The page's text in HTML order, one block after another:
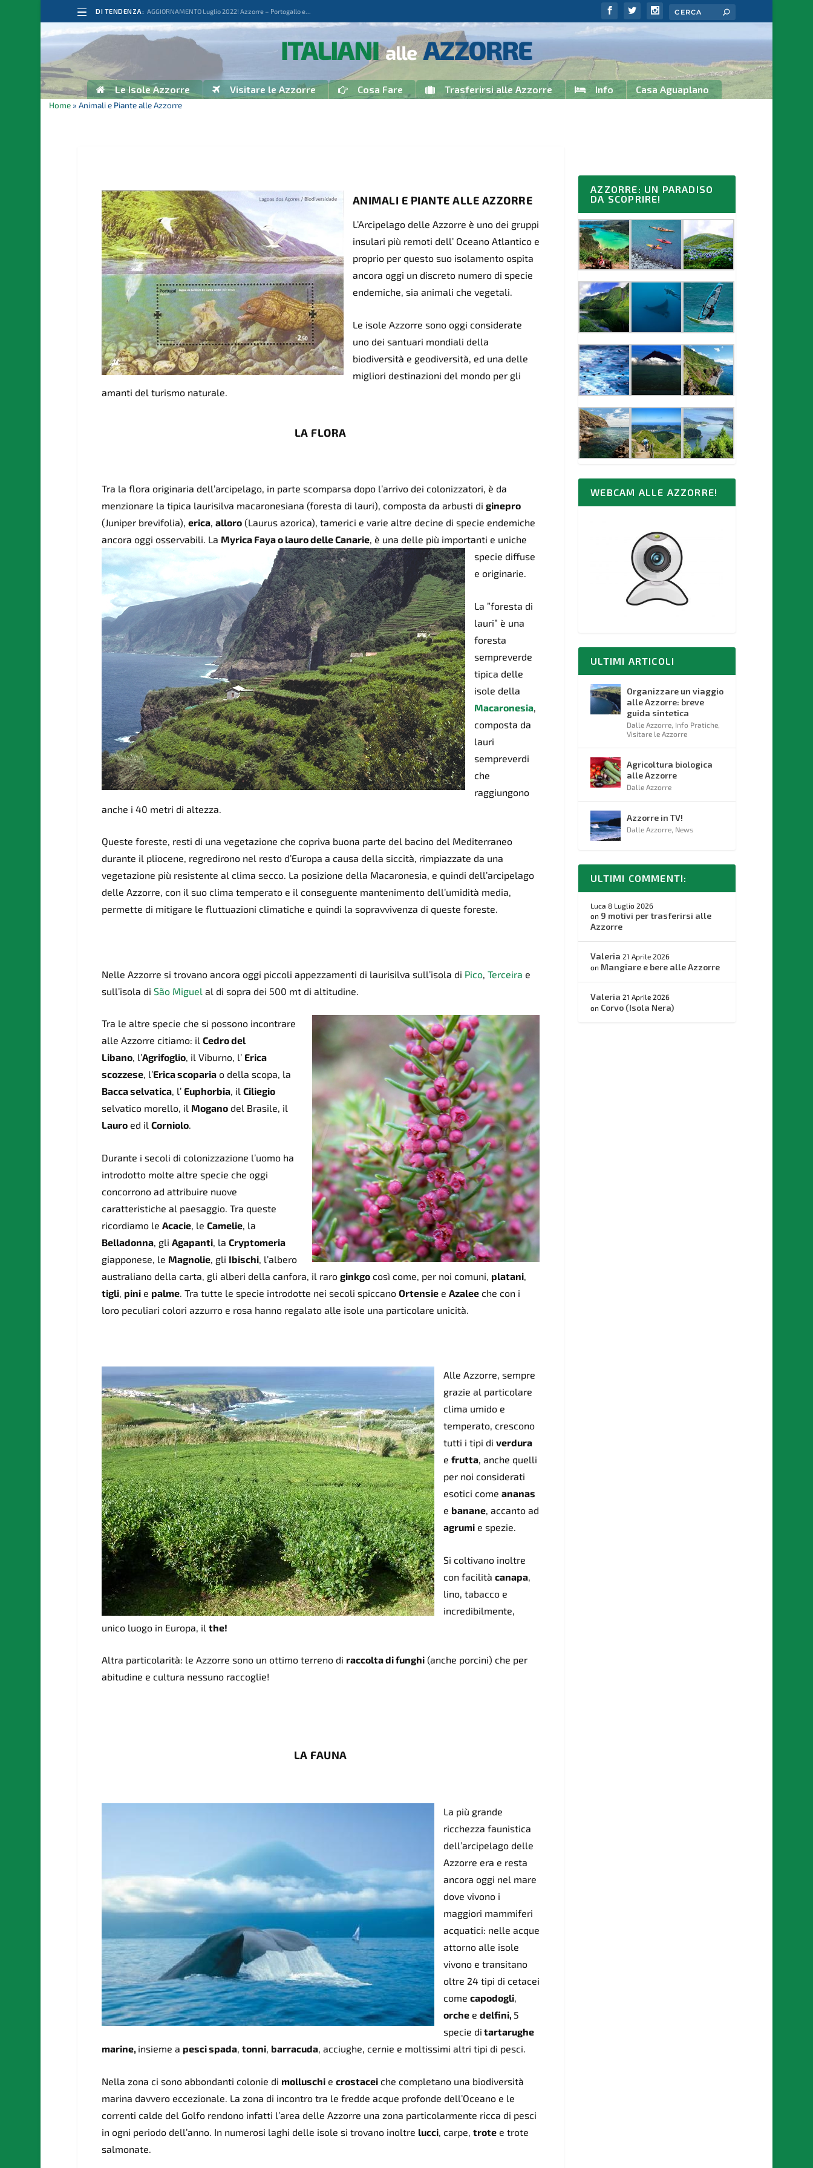
DI TENDENZA: AGGIORNAMENTO Luglio 2022! Azzorre – Portogallo e...
Le Isole Azzorre Visitare le Azzorre Cosa Fare Trasferirsi alle Azzorre Info Casa Aguaplano
Home» Animali e Piante alle Azzorre
ANIMALI E PIANTE ALLE AZZORRE
L’Arcipelago delle Azzorre è uno dei gruppi
insulari più remoti dell’ Oceano Atlantico e
proprio per questo suo isolamento ospita
ancora oggi un discreto numero di specie
endemiche, sia animali che vegetali.
Le isole Azzorre sono oggi considerate
uno dei santuari mondiali della
biodiversità e geodiversità, ed una delle
migliori destinazioni del mondo per gli
amanti del turismo naturale.
LA FLORA
Tra la flora originaria dell’arcipelago, in parte scomparsa dopo l’arrivo dei colonizzatori, è da
menzionare la tipica laurisilva macaronesiana (foresta di lauri), composta da arbusti di ginepro
(Juniper brevifolia), erica, alloro(Laurus azorica), tamerici e varie altre decine di specie endemiche
ancora oggi osservabili. La Myrica Faya o lauro delle Canarie, è una delle più importanti e uniche
specie diffuse
e originarie.
La ”foresta di
lauri” è una
foresta
sempreverde
tipica delle
isole della
Macaronesia,
composta da
lauri
sempreverdi
che
raggiungono
anche i 40 metri di altezza.
Queste foreste, resti di una vegetazione che copriva buona parte del bacino del Mediterraneo
durante il pliocene, regredirono nel resto d’Europa a causa della siccità, rimpiazzate da una
vegetazione più resistente al clima secco. La posizione della Macaronesia, e quindi dell’arcipelago
delle Azzorre, con il suo clima temperato e il conseguente mantenimento dell’umidità media,
permette di mitigare le fluttuazioni climatiche e quindi la sopravvivenza di queste foreste.
Nelle Azzorre si trovano ancora oggi piccoli appezzamenti di laurisilva sull’isola di Pico, Terceira e
sull’isola di São Miguel al di sopra dei 500 mt di altitudine.
Tra le altre specie che si possono incontrare
alle Azzorre citiamo: il Cedro del
Libano, l’Agrifoglio, il Viburno, l’ Erica
scozzese, l’Erica scopariao della scopa, la
Bacca selvatica, l’ Euphorbia, il Ciliegio
selvatico morello, il Moganodel Brasile, il
Lauroed il Corniolo.
Durante i secoli di colonizzazione l’uomo ha
introdotto molte altre specie che oggi
concorrono ad attribuire nuove
caratteristiche al paesaggio. Tra queste
ricordiamo le Acacie, le Camelie, la
Belladonna, gli Agapanti, la Cryptomeria
giapponese, le Magnolie, gli Ibischi, l’albero
australiano della carta, gli alberi della canfora, il raro ginkgocosì come, per noi comuni, platani,
tigli, pinie palme. Tra tutte le specie introdotte nei secoli spiccano Ortensiee Azaleeche con i
loro peculiari colori azzurro e rosa hanno regalato alle isole una particolare unicità.
Alle Azzorre, sempre
grazie al particolare
clima umido e
temperato, crescono
tutti i tipi di verdura
e frutta, anche quelli
per noi considerati
esotici come ananas
e banane, accanto ad
agrumie spezie.
Si coltivano inoltre
con facilità canapa,
lino, tabacco e
incredibilmente,
unico luogo in Europa, il the!
Altra particolarità: le Azzorre sono un ottimo terreno di raccolta di funghi(anche porcini) che per
abitudine e cultura nessuno raccoglie!
LA FAUNA
La più grande
ricchezza faunistica
dell’arcipelago delle
Azzorre era e resta
ancora oggi nel mare
dove vivono i
maggiori mammiferi
acquatici: nelle acque
attorno alle isole
vivono e transitano
oltre 24 tipi di cetacei
come capodogli,
orchee delfini, 5
specie di tartarughe
marine, insieme a pesci spada, tonni, barracuda, acciughe, cernie e moltissimi altri tipi di pesci.
Nella zona ci sono abbondanti colonie di molluschie crostaceiche completano una biodiversità
marina davvero eccezionale. La zona di incontro tra le fredde acque profonde dell’Oceano e le
correnti calde del Golfo rendono infatti l’area delle Azzorre una zona particolarmente ricca di pesci
in ogni periodo dell’anno. In numerosi laghi delle isole si trovano inoltre lucci, carpe, trotee trote
salmonate.
AZZORRE: UN PARADISO
DA SCOPRIRE!
WEBCAM ALLE AZZORRE!
ULTIMI ARTICOLI
Organizzare un viaggio
alle Azzorre: breve
guida sintetica
Dalle Azzorre, Info Pratiche,
Visitare le Azzorre
Agricoltura biologica
alle Azzorre
Dalle Azzorre
Azzorre in TV!
Dalle Azzorre, News
ULTIMI COMMENTI:
Luca 8 Luglio 2026
on 9 motivi per trasferirsi alle
Azzorre
Valeria 21 Aprile 2026
on Mangiare e bere alle Azzorre
Valeria 21 Aprile 2026
on Corvo (Isola Nera)